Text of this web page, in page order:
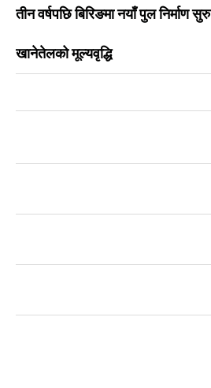
तीन वर्षपछि बिरिङमा नयाँ पुल निर्माण सुरु
खानेतेलको मूल्यवृद्धि